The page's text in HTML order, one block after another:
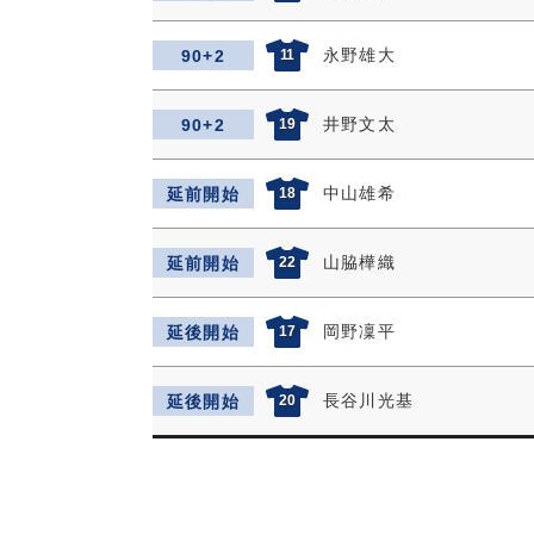
90+2 11 永野雄大
90+2 19 井野文太
延前開始 18 中山雄希
延前開始 22 山脇樺織
延後開始 17 岡野凜平
延後開始 20 長谷川光基